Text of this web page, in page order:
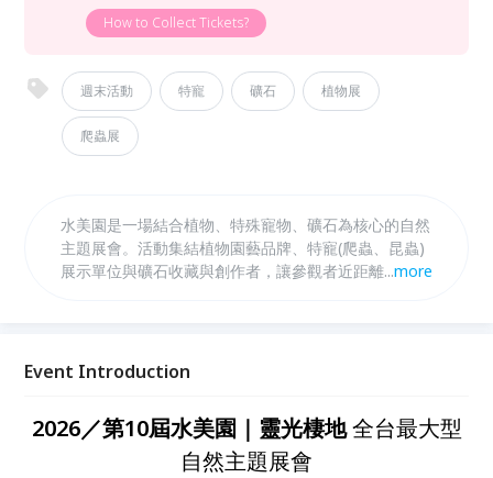
How to Collect Tickets?
週末活動 特寵 礦石 植物展
爬蟲展
水美園是一場結合植物、特殊寵物、礦石為核心的自然
主題展會。活動集結植物園藝品牌、特寵(爬蟲、昆蟲)
展示單位與礦石收藏與創作者，讓參觀者近距離感受生
飲休閒，讓人在輕鬆流動的空間中，與自然重新建立連
...more
Event Introduction
2026／第10屆水美園｜靈光棲地全台最大型
自然主題展會